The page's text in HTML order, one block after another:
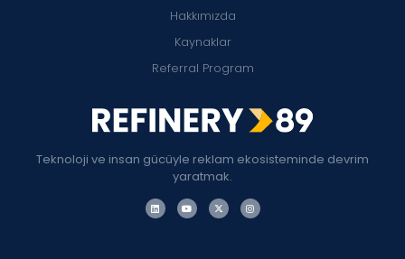
Teknoloji ve insan gücüyle reklam ekosisteminde devrim
yaratmak.
Hakkımızda
Kaynaklar
Referral Program